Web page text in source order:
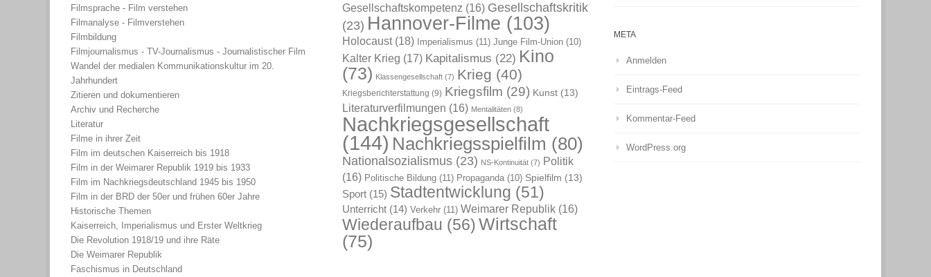
Filmsprache - Film verstehen
Filmanalyse - Filmverstehen
Filmbildung
Filmjournalismus - TV-Journalismus - Journalistischer Film
Wandel der medialen Kommunikationskultur im 20.
Jahrhundert
Zitieren und dokumentieren
Archiv und Recherche
Literatur
Filme in ihrer Zeit
Film im deutschen Kaiserreich bis 1918
Film in der Weimarer Republik 1919 bis 1933
Film im Nachkriegsdeutschland 1945 bis 1950
Film in der BRD der 50er und frühen 60er Jahre
Historische Themen
Kaiserreich, Imperialismus und Erster Weltkrieg
Die Revolution 1918/19 und ihre Räte
Die Weimarer Republik
Faschismus in Deutschland
Gesellschaftskompetenz (16) Gesellschaftskritik
(23) Hannover-Filme (103)
Holocaust(18) Imperialismus (11) Junge Film-Union (10)
Kalter Krieg (17) Kapitalismus (22) Kino
(73) Klassengesellschaft (7) Krieg (40)
Kriegsberichterstattung (9) Kriegsfilm (29) Kunst (13)
Literaturverfilmungen (16) Mentalitäten (8)
Nachkriegsgesellschaft
(144) Nachkriegsspielfilm (80)
Nationalsozialismus (23) NS-Kontinuität (7) Politik
(16) Politische Bildung (11) Propaganda (10) Spielfilm (13)
Sport (15) Stadtentwicklung (51)
Unterricht (14) Verkehr (11) Weimarer Republik (16)
Wiederaufbau (56)Wirtschaft
(75)
META
Anmelden
Eintrags-Feed
Kommentar-Feed
WordPress.org